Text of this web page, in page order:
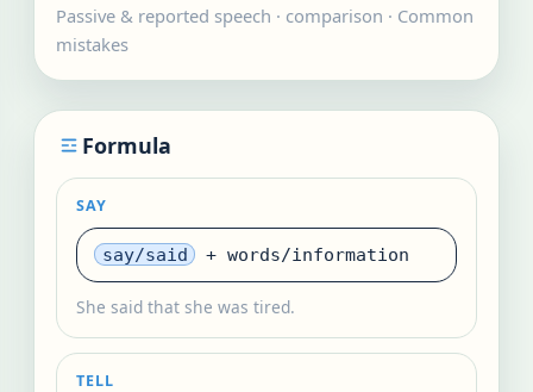
Passive & reported speech · comparison · Common
mistakes
Formula
SAY
say/said + words/information
She said that she was tired.
TELL